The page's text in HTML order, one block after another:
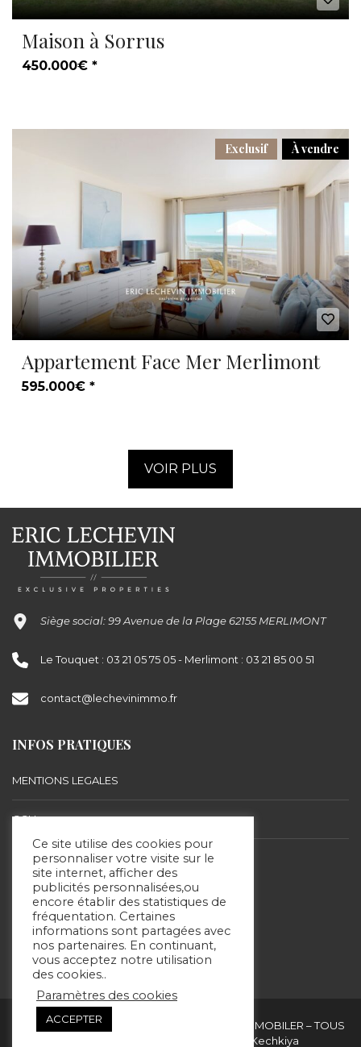
Maison à Sorrus
450.000€ *
À vendre
Exclusif
Appartement Face Mer Merlimont
595.000€ *
VOIR PLUS
Siège social: 99 Avenue de la Plage 62155 MERLIMONT
Le Touquet : 03 21 05 75 05 - Merlimont : 03 21 85 00 51
contact@lechevinimmo.fr
INFOS PRATIQUES
MENTIONS LEGALES
CGU
BARÈME D’HONORAIRES
SUIVEZ-NOUS
Copyright & copies. 2020 © ERIC LECHEVIN IMMOBILER – TOUS
DROITS RÉSERVÉS - Site réalisé par Kechkiya
Ce site utilise des cookies pour
personnaliser votre visite sur le
site internet, afficher des
publicités personnalisées,ou
encore établir des statistiques de
fréquentation. Certaines
informations sont partagées avec
nos partenaires. En continuant,
vous acceptez notre utilisation
des cookies..
Paramètres des cookies
ACCEPTER